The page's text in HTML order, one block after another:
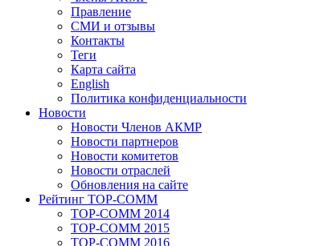
Правление
СМИ и отзывы
Контакты
Теги
Карта сайта
English
Политика конфиденциальности
Новости
Новости Членов АКМР
Новости партнеров
Новости комитетов
Новости отраслей
Обновления на сайте
Рейтинг TOP-COMM
TOP-COMM 2014
TOP-COMM 2015
TOP-COMM 2016